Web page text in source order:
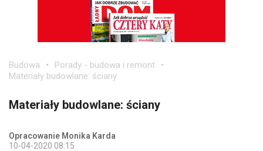
Budowa
Porady - budowa i remont
Materiały budowlane: ściany
Materiały budowlane: ściany
Opracowanie Monika Karda
10-04-2020 08:15